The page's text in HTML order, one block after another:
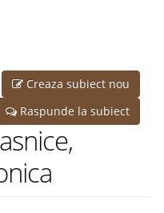
Creaza subiect nou
Raspunde la subiect